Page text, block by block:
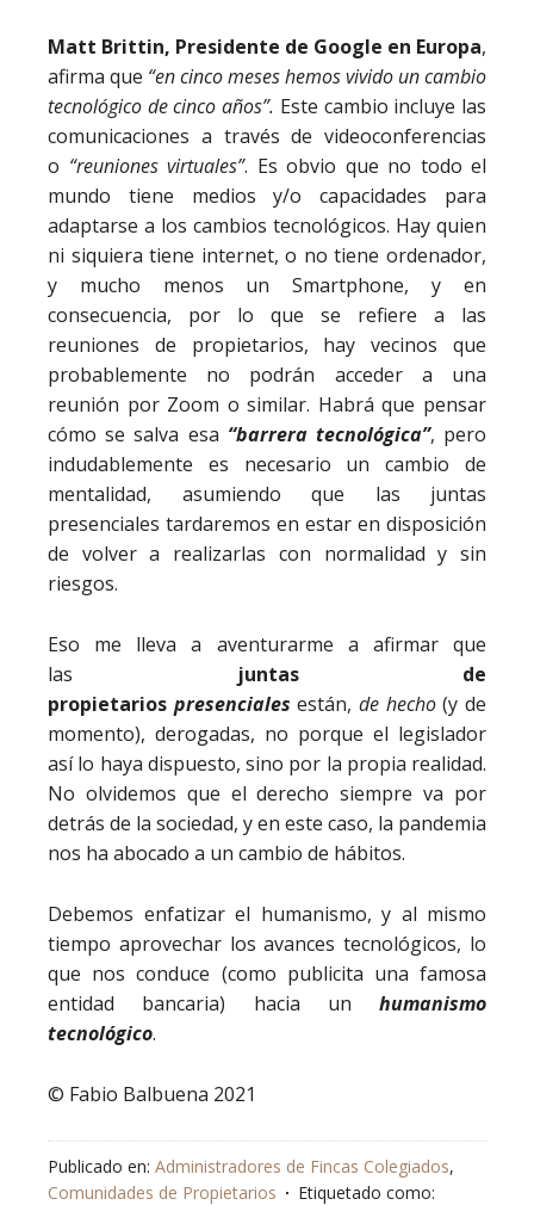
Matt Brittin, Presidente de Google en Europa,
afirma que “en cinco meses hemos vivido un cambio
tecnológico de cinco años”. Este cambio incluye las
comunicaciones a través de videoconferencias
o “reuniones virtuales”. Es obvio que no todo el
mundo tiene medios y/o capacidades para
adaptarse a los cambios tecnológicos. Hay quien
ni siquiera tiene internet, o no tiene ordenador,
y mucho menos un Smartphone, y en
consecuencia, por lo que se refiere a las
reuniones de propietarios, hay vecinos que
probablemente no podrán acceder a una
reunión por Zoom o similar. Habrá que pensar
cómo se salva esa “barrera tecnológica”, pero
indudablemente es necesario un cambio de
mentalidad, asumiendo que las juntas
presenciales tardaremos en estar en disposición
de volver a realizarlas con normalidad y sin
riesgos.
Eso me lleva a aventurarme a afirmar que
las
juntas de
propietarios presenciales están,de hecho(y de
momento), derogadas, no porque el legislador
así lo haya dispuesto, sino por la propia realidad.
No olvidemos que el derecho siempre va por
detrás de la sociedad, y en este caso, la pandemia
nos ha abocado a un cambio de hábitos.
Debemos enfatizar el humanismo, y al mismo
tiempo aprovechar los avances tecnológicos, lo
que nos conduce (como publicita una famosa
entidad bancaria) hacia un humanismo
tecnológico.
© Fabio Balbuena 2021
Publicado en: Administradores de Fincas Colegiados,
Comunidades de Propietarios
Etiquetado como: